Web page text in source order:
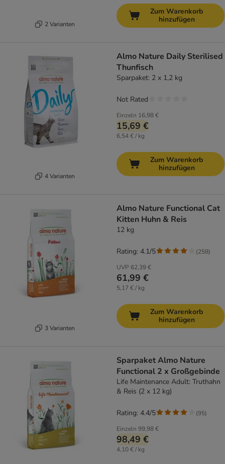
2 Varianten
Zum Warenkorb
hinzufügen
4 Varianten
Almo Nature Daily Sterilised
Thunfisch
Sparpaket: 2 x 1,2 kg
Einzeln 16,98 €
15,69 €
6,54 € / kg
Not Rated
Zum Warenkorb
hinzufügen
3 Varianten
Almo Nature Functional Cat
Kitten Huhn & Reis
12 kg
UVP 62,39 €
61,99 €
5,17 € / kg
Rating: 4.1/5 (258)
Zum Warenkorb
hinzufügen
Sparpaket Almo Nature
Functional 2 x Großgebinde
Life Maintenance Adult: Truthahn
& Reis (2 x 12 kg)
Einzeln 99,98 €
98,49 €
4,10 € / kg
Rating: 4.4/5 (95)